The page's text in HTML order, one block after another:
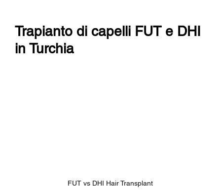
Trapianto di capelli FUT e DHI
in Turchia
FUT vs DHI Hair Transplant